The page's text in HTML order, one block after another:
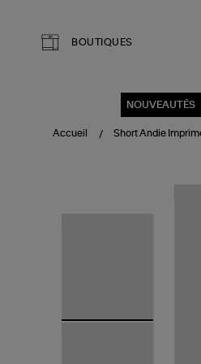
BOUTIQUES
NOUVEAUTÉS
Accueil Short Andie